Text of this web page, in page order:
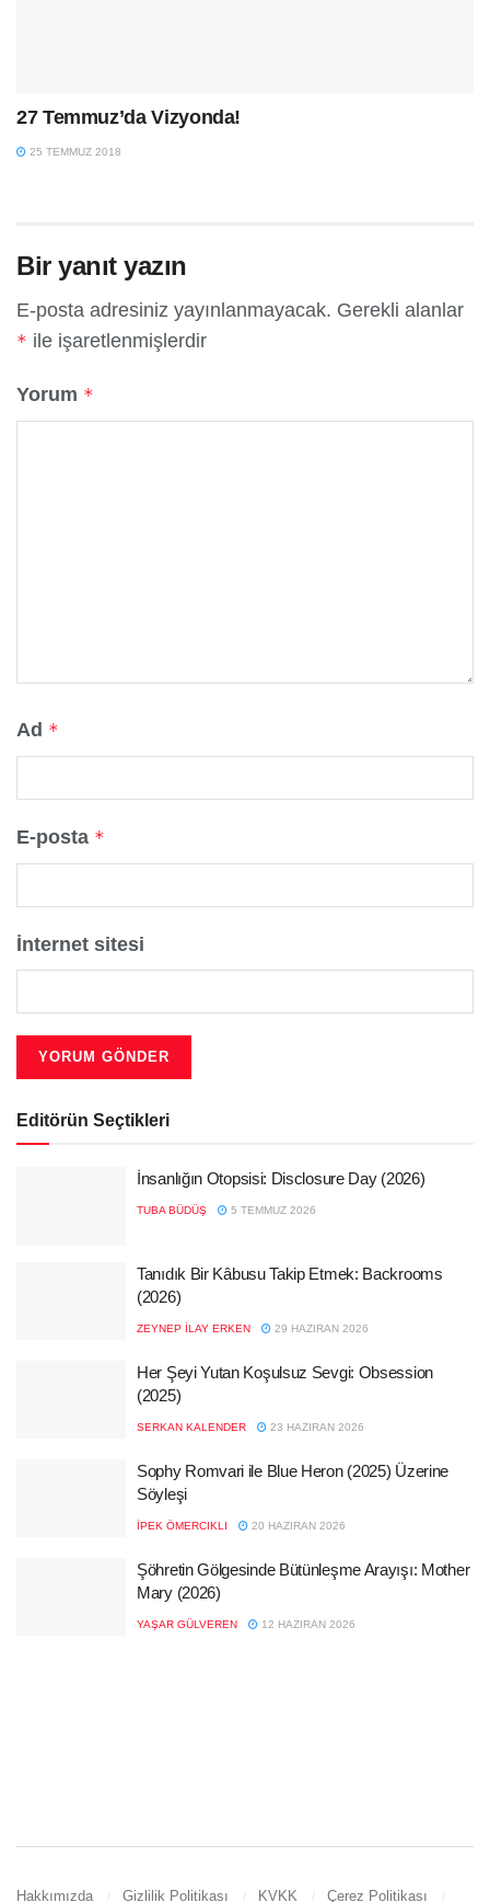
27 Temmuz’da Vizyonda!
25 TEMMUZ 2018
Bir yanıt yazın
E-posta adresiniz yayınlanmayacak. Gerekli alanlar
* ile işaretlenmişlerdir
Yorum *
Ad *
E-posta *
İnternet sitesi
Editörün Seçtikleri
İnsanlığın Otopsisi: Disclosure Day (2026)
TUBA BÜDÜŞ 5 TEMMUZ 2026
Tanıdık Bir Kâbusu Takip Etmek: Backrooms
(2026)
ZEYNEP İLAY ERKEN 29 HAZIRAN 2026
Her Şeyi Yutan Koşulsuz Sevgi: Obsession
(2025)
SERKAN KALENDER 23 HAZIRAN 2026
Sophy Romvari ile Blue Heron (2025) Üzerine
Söyleşi
İPEK ÖMERCIKLI 20 HAZIRAN 2026
Şöhretin Gölgesinde Bütünleşme Arayışı: Mother
Mary (2026)
YAŞAR GÜLVEREN 12 HAZIRAN 2026
Hakkımızda Gizlilik Politikası KVKK Çerez Politikası